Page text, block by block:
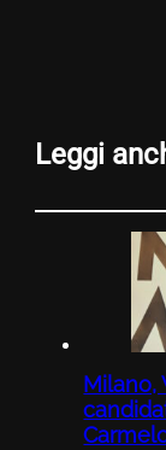
Leggi
Milano,